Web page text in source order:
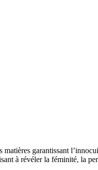
garantissant
à révéler la féminité, la